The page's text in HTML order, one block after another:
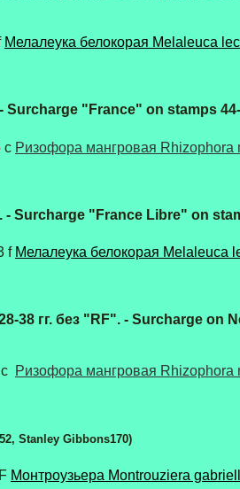
Мелалеука белокорая Melaleuca
Surcharge "France" on stamps
c Ризофора мангровая Rhizophora
- Surcharge "France Libre" on
f Мелалеука белокорая Melaleuca
38 гг. без "RF". - Surcharge on
c Ризофора мангровая Rhizophora
Stanley Gibbons170)
Монтроузьера Montrouziera